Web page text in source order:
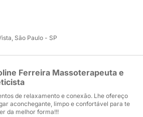
São Paulo - SP
Ferreira Massoterapeuta e
de relaxamento e conexão. Lhe ofereço
aconchegante, limpo e confortável para te
da melhor forma!!!